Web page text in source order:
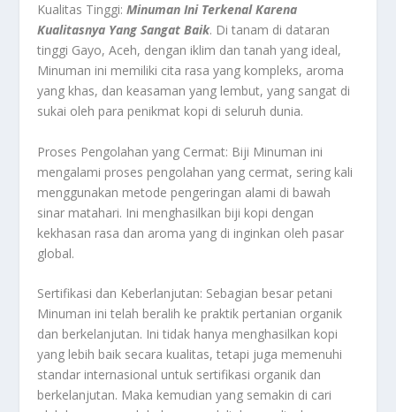
Kualitas Tinggi:Minuman Ini Terkenal Karena
Kualitasnya Yang Sangat Baik. Di tanam di dataran
tinggi Gayo, Aceh, dengan iklim dan tanah yang ideal,
Minuman ini memiliki cita rasa yang kompleks, aroma
yang khas, dan keasaman yang lembut, yang sangat di
sukai oleh para penikmat kopi di seluruh dunia.
Proses Pengolahan yang Cermat: Biji Minuman ini
mengalami proses pengolahan yang cermat, sering kali
menggunakan metode pengeringan alami di bawah
sinar matahari. Ini menghasilkan biji kopi dengan
kekhasan rasa dan aroma yang di inginkan oleh pasar
global.
Sertifikasi dan Keberlanjutan: Sebagian besar petani
Minuman ini telah beralih ke praktik pertanian organik
dan berkelanjutan. Ini tidak hanya menghasilkan kopi
yang lebih baik secara kualitas, tetapi juga memenuhi
standar internasional untuk sertifikasi organik dan
berkelanjutan. Maka kemudian yang semakin di cari